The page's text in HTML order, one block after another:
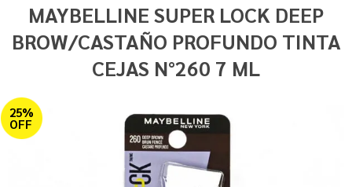
MAYBELLINE SUPER LOCK DEEP
BROW/CASTAÑO PROFUNDO TINTA
CEJAS N°260 7 ML
25%
OFF